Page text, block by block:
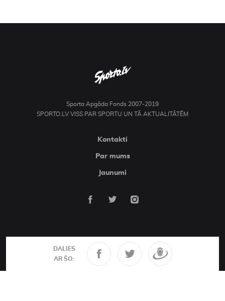
DALIES
AR ŠO:
Sporta Apgāda Fonds 2007-2019
SPORTO.LV VISS PAR SPORTU UN TĀ AKTUALITĀTĒM
Kontakti
Par mums
Jaunumi